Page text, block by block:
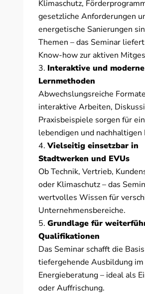
Klimaschutz,
gesetzliche Anforderungen
energetische Sanierungen
Themen – das Seminar
Know-how zur aktiven
Interaktive und moderne
Lernmethoden
Abwechslungsreiche
interaktive Arbeiten,
Praxisbeispiele sorgen für
lebendigen und
Vielseitig einsetzbar in
Stadtwerken und EVUs
Ob Technik, Vertrieb,
oder Klimaschutz – das
wertvolles Wissen für
Unternehmensbereiche.
Grundlage für
Qualifikationen
Das Seminar schafft die
tiefergehende Ausbildung im
Energieberatung – ideal als
oder Auffrischung.